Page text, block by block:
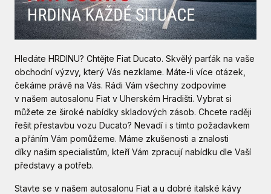
Hledáte HRDINU? Chtějte Fiat Ducato. Skvělý parťák na vaše
obchodní výzvy, který Vás nezklame. Máte-li více otázek,
čekáme právě na Vás. Rádi Vám všechny zodpovíme
v našem autosalonu Fiat v Uherském Hradišti. Vybrat si
můžete ze široké nabídky skladových zásob. Chcete raději
řešit přestavbu vozu Ducato? Nevadí i s tímto požadavkem
a přáním Vám pomůžeme. Máme zkušenosti a znalosti
díky našim specialistům, kteří Vám zpracují nabídku dle Vaší
představy a potřeb.
Stavte se v našem autosalonu Fiat a u dobré italské kávy